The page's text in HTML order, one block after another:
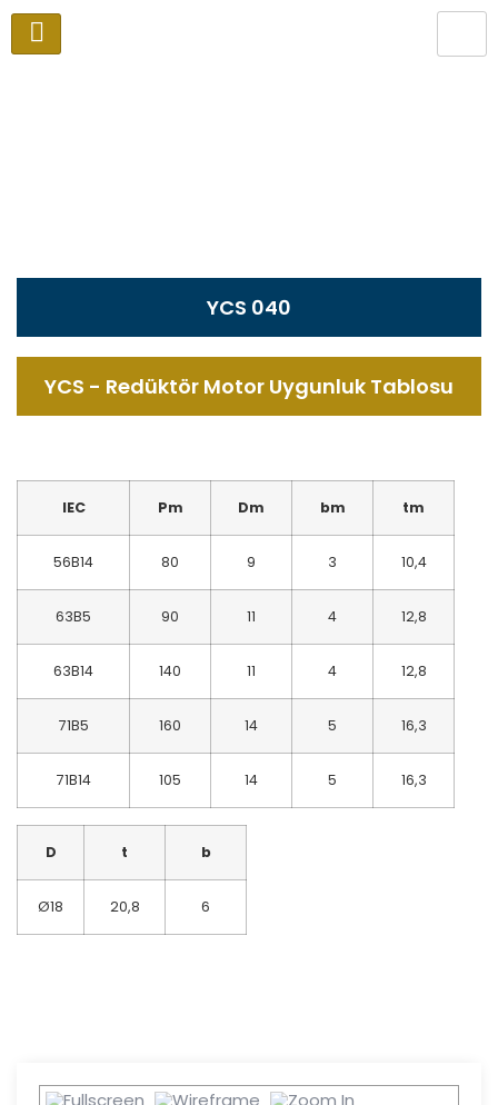
YCS 040
YCS - Redüktör Motor Uygunluk Tablosu
IEC Pm Dm bm tm
56B14 80 9 3 10,4
63B5 90 11 4 12,8
63B14 140 11 4 12,8
71B5 160 14 5 16,3
71B14 105 14 5 16,3
D t b
Ø18 20,8 6